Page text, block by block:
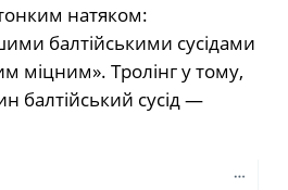
тонким натяком:
балтійськими сусідами
міцним». Тролінг у тому,
балтійський сусід —